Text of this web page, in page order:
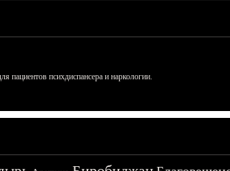
пациентов психдиспансера и наркологии.